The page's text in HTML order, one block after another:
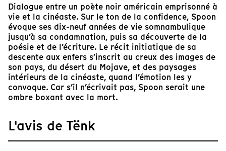
Dialogue entre un poète noir américain emprisonné à
vie et la cinéaste. Sur le ton de la confidence, Spoon
évoque ses dix-neuf années de vie somnambulique
jusqu’à sa condamnation, puis sa découverte de la
poésie et de l’écriture. Le récit initiatique de sa
descente aux enfers s’inscrit au creux des images de
son pays, du désert du Mojave, et des paysages
intérieurs de la cinéaste, quand l’émotion les y
convoque. Car s’il n’écrivait pas, Spoon serait une
ombre boxant avec la mort.
L'avis de Tënk